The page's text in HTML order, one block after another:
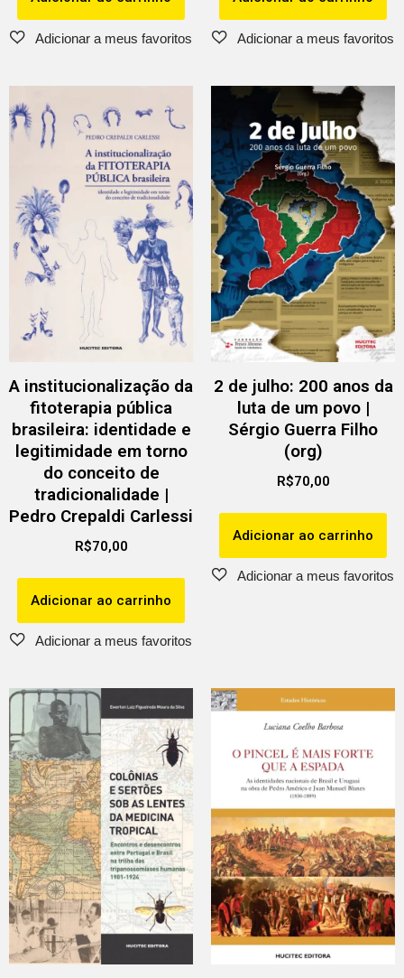
A institucionalização da
fitoterapia pública
brasileira: identidade e
legitimidade em torno
do conceito de
tradicionalidade |
Pedro Crepaldi Carlessi
R$70,00
Adicionar ao carrinho
2 de julho: 200 anos da
luta de um povo |
Sérgio Guerra Filho
(org)
R$70,00
Adicionar ao carrinho